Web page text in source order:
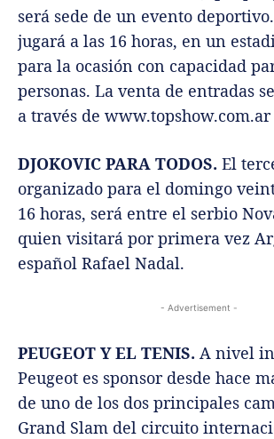
será sede de un evento
jugará a las 16 horas, en un
para la ocasión con capacidad
personas. La venta de entradas
a través de www.topshow.com.ar
DJOKOVIC PARA TODOS. El
organizado para el domingo
16 horas, será entre el serbio
quien visitará por primera vez
español Rafael Nadal.
- Advertisement -
PEUGEOT Y EL TENIS. A nivel
Peugeot es sponsor desde hace
de uno de los dos principales
Grand Slam del circuito